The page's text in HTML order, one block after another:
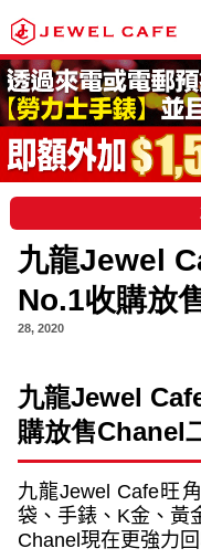
九龍Jewel
No.1收購放
28, 2020
九龍Jewel
購放售Chanel
九龍Jewel Cafe旺
袋、手錶、 K金、黃
Chanel現在更強力